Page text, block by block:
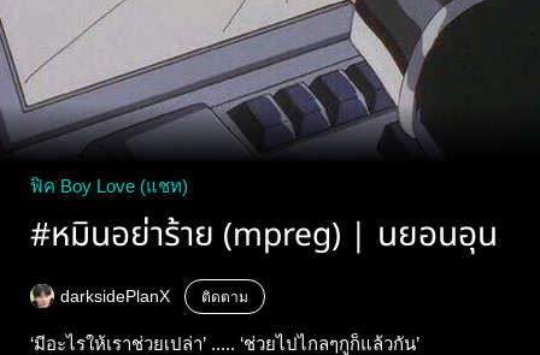
ฟิค Boy Love (แชท)
#หมินอย่าร้าย (mpreg) | นยอนอุน
darksidePlanX ติดตาม
‘มีอะไรให้เราช่วยเปล่า’ ..... ‘ช่วยไปไกลๆกูก็แล้วกัน’